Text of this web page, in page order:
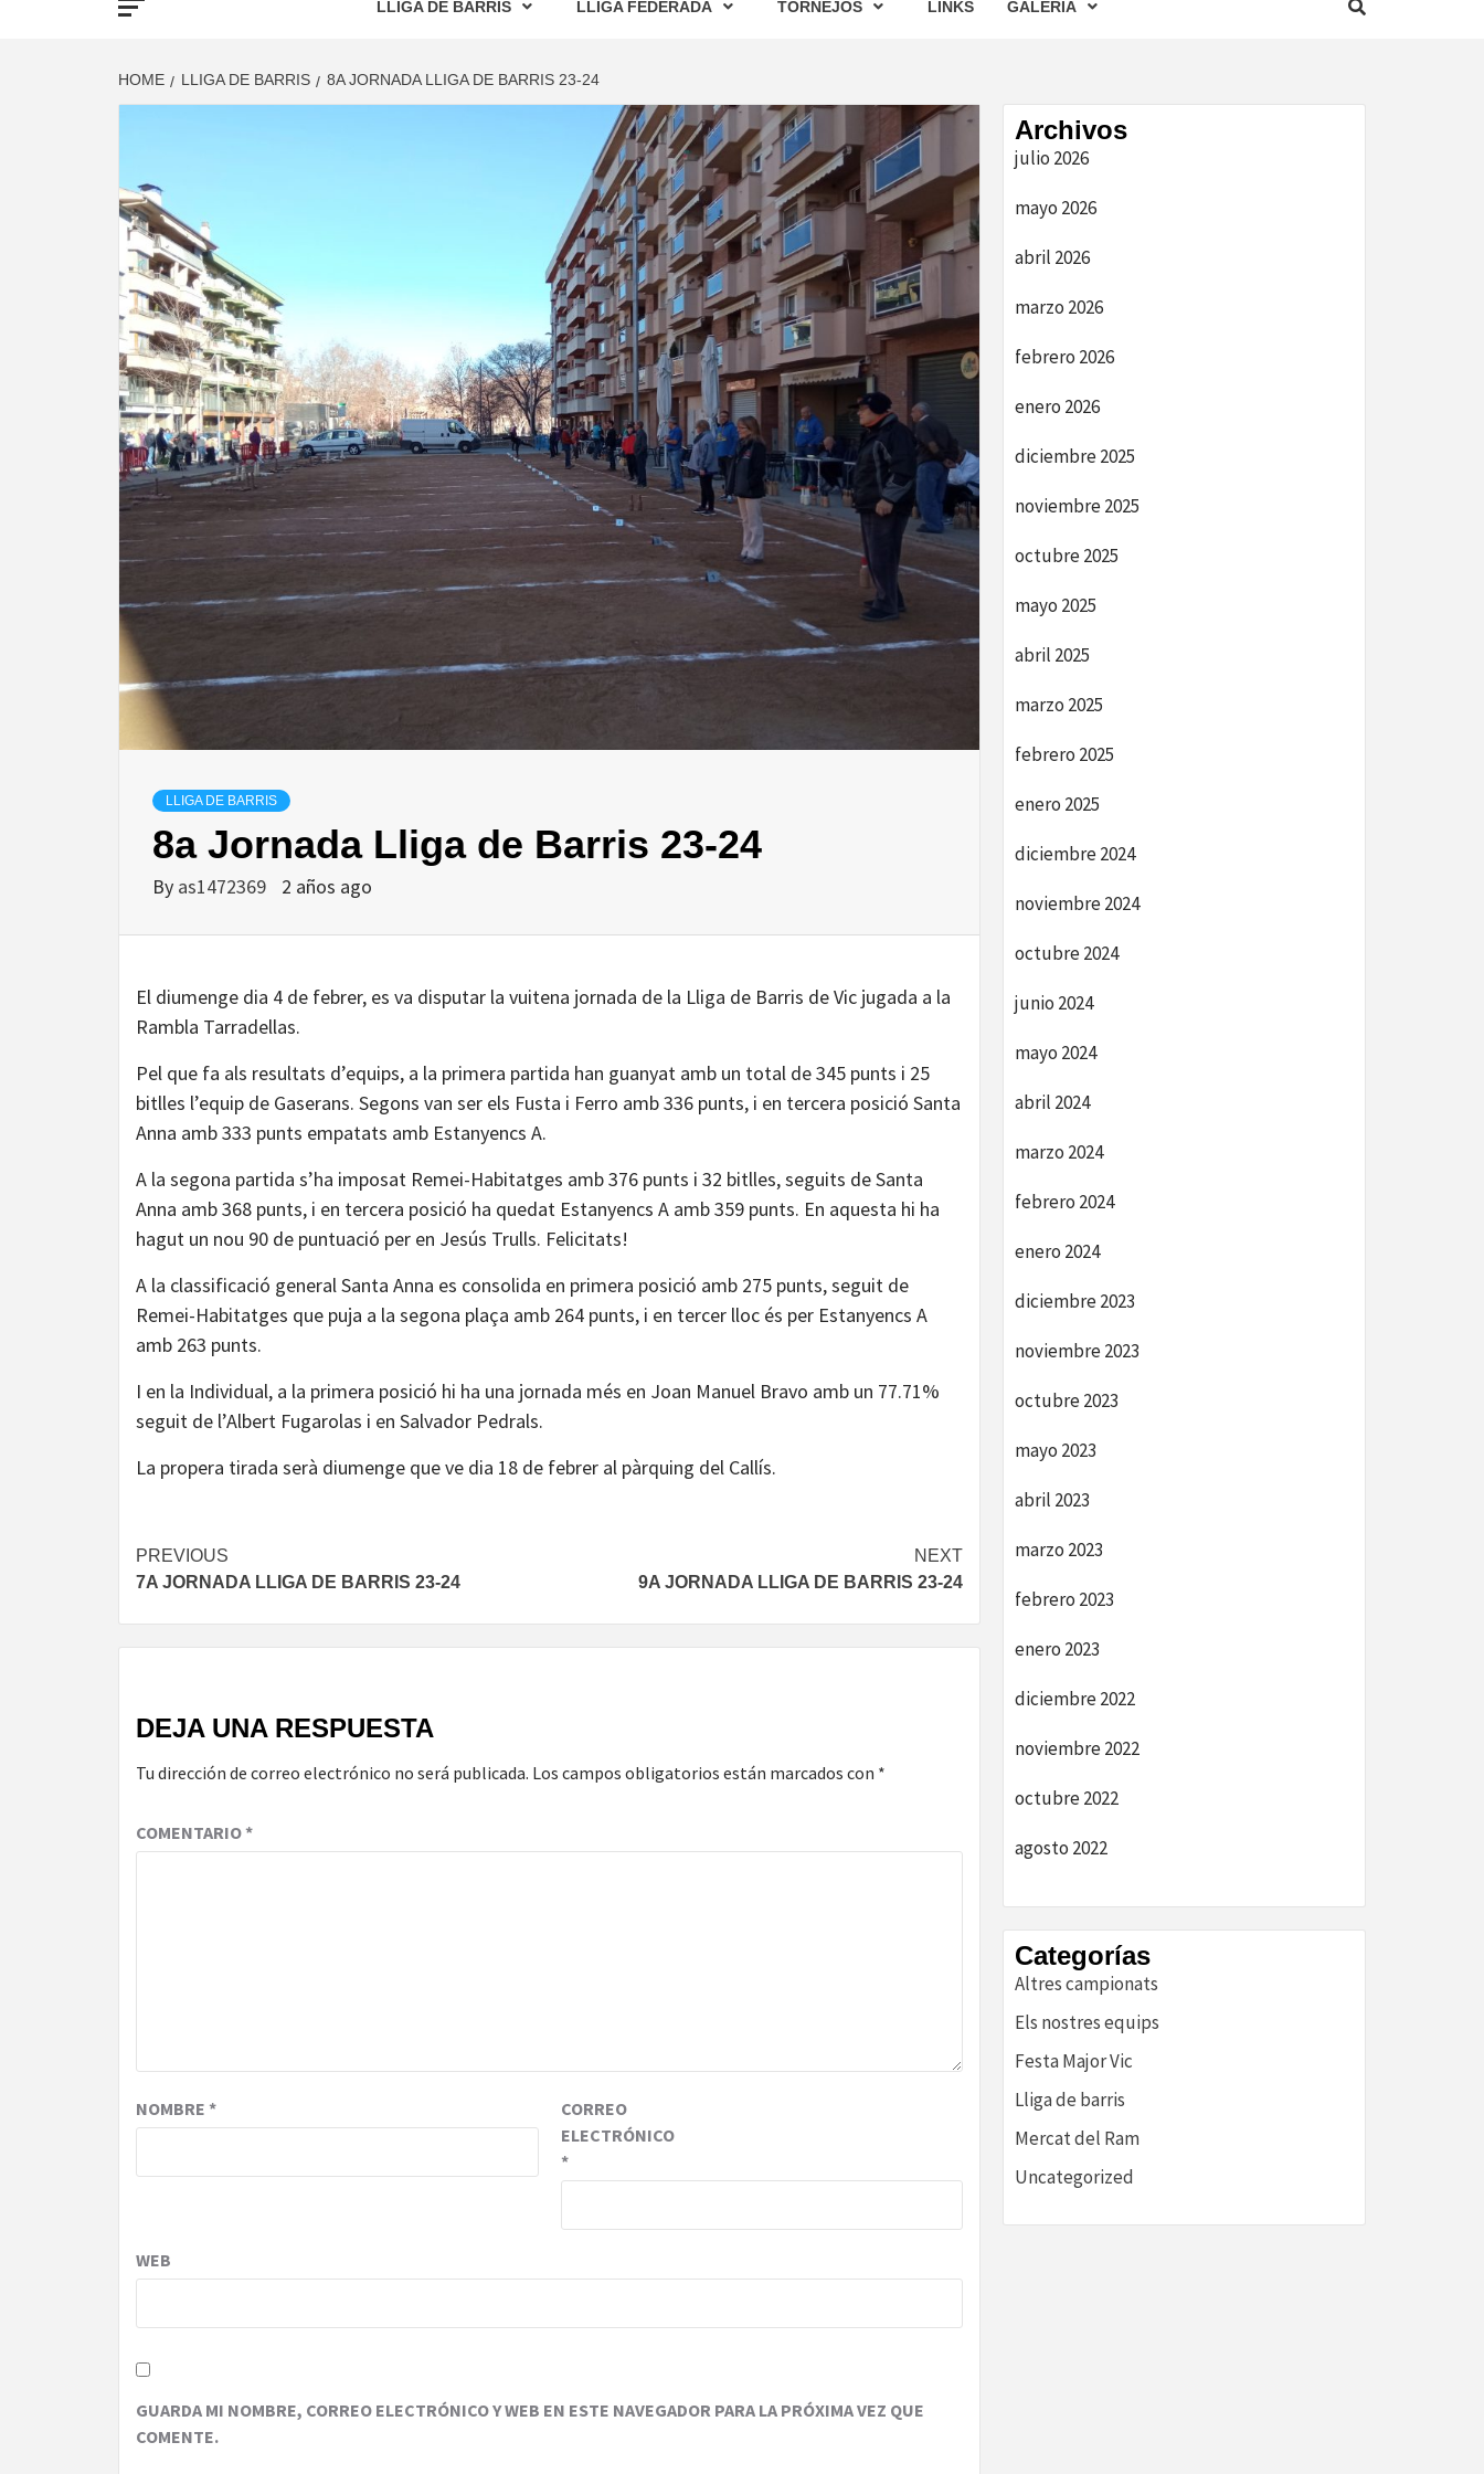
LLIGA DE BARRIS LLIGA FEDERADA TORNEJOS LINKS GALERIA
HOME LLIGA DE BARRIS 8A JORNADA LLIGA DE BARRIS 23-24
LLIGA DE BARRIS
8a Jornada Lliga de Barris 23-24
By as1472369 2 años ago
El diumenge dia 4 de febrer, es va disputar la vuitena jornada de la Lliga de Barris de Vic jugada a la
Rambla Tarradellas.
Pel que fa als resultats d’equips, a la primera partida han guanyat amb un total de 345 punts i 25
bitlles l’equip de Gaserans. Segons van ser els Fusta i Ferro amb 336 punts, i en tercera posició Santa
Anna amb 333 punts empatats amb Estanyencs A.
A la segona partida s’ha imposat Remei-Habitatges amb 376 punts i 32 bitlles, seguits de Santa
Anna amb 368 punts, i en tercera posició ha quedat Estanyencs A amb 359 punts. En aquesta hi ha
hagut un nou 90 de puntuació per en Jesús Trulls. Felicitats!
A la classificació general Santa Anna es consolida en primera posició amb 275 punts, seguit de
Remei-Habitatges que puja a la segona plaça amb 264 punts, i en tercer lloc és per Estanyencs A
amb 263 punts.
I en la Individual, a la primera posició hi ha una jornada més en Joan Manuel Bravo amb un 77.71%
seguit de l’Albert Fugarolas i en Salvador Pedrals.
La propera tirada serà diumenge que ve dia 18 de febrer al pàrquing del Callís.
Continue
Reading
PREVIOUS
7A JORNADA LLIGA DE BARRIS 23-24
NEXT
9A JORNADA LLIGA DE BARRIS 23-24
DEJA UNA RESPUESTA
Tu dirección de correo electrónico no será publicada. Los campos obligatorios están marcados con *
COMENTARIO*
NOMBRE *
CORREO
ELECTRÓNICO
*
WEB
GUARDA MI NOMBRE, CORREO ELECTRÓNICO Y WEB EN ESTE NAVEGADOR PARA LA PRÓXIMA VEZ QUE
COMENTE.
Archivos
julio 2026
mayo 2026
abril 2026
marzo 2026
febrero 2026
enero 2026
diciembre 2025
noviembre 2025
octubre 2025
mayo 2025
abril 2025
marzo 2025
febrero 2025
enero 2025
diciembre 2024
noviembre 2024
octubre 2024
junio 2024
mayo 2024
abril 2024
marzo 2024
febrero 2024
enero 2024
diciembre 2023
noviembre 2023
octubre 2023
mayo 2023
abril 2023
marzo 2023
febrero 2023
enero 2023
diciembre 2022
noviembre 2022
octubre 2022
agosto 2022
Categorías
Altres campionats
Els nostres equips
Festa Major Vic
Lliga de barris
Mercat del Ram
Uncategorized